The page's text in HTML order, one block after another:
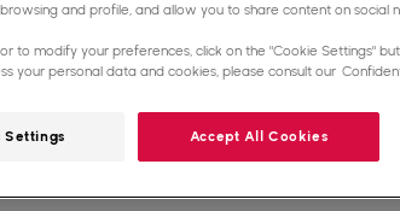
and profile, and allow you to share content on social
to modify your preferences, click on the "Cookie Settings"
your personal data and cookies, please consult our
Settings Accept All Cookies